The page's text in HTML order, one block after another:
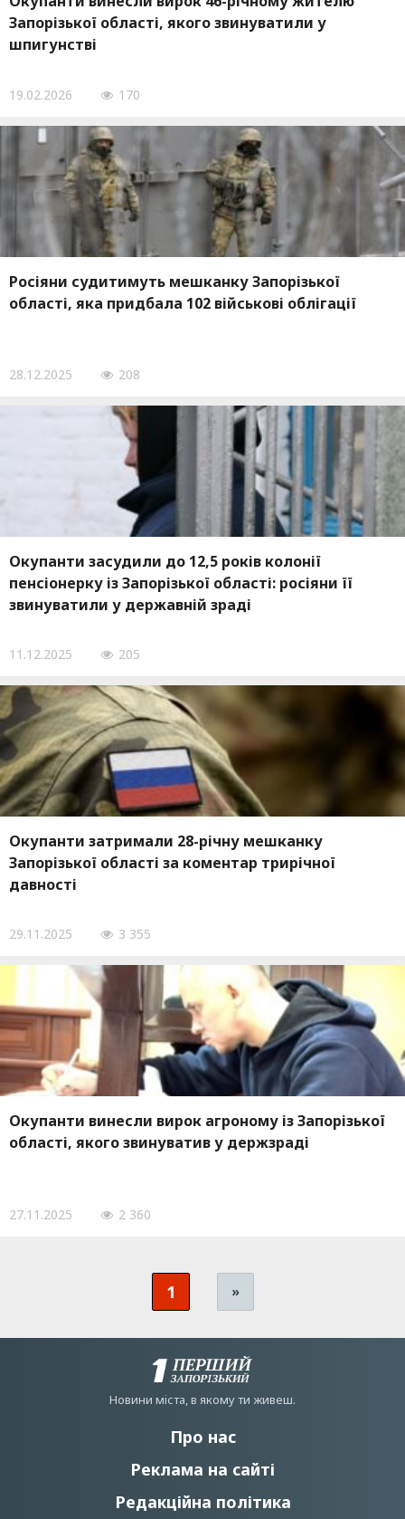
Запорізької області, якого звинуватили у
шпигунстві
19.02.2026 170
Росіяни судитимуть мешканку Запорізької
області, яка придбала 102 військові облігації
28.12.2025 208
Окупанти засудили до 12,5 років колонії
пенсіонерку із Запорізької області: росіяни її
звинуватили у державній зраді
11.12.2025 205
Окупанти затримали 28-річну мешканку
Запорізької області за коментар трирічної
давності
29.11.2025 3 355
Окупанти винесли вирок агроному із Запорізької
області, якого звинуватив у держзраді
27.11.2025 2 360
1 »
Новини мiста, в якому ти живеш.
Про нас
Реклама на сайті
Редакційна політика